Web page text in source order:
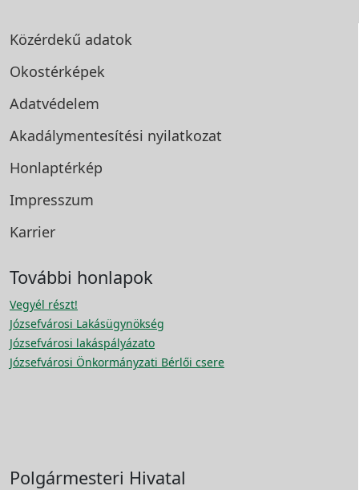
Közérdekű adatok
Okostérképek
Adatvédelem
Akadálymentesítési nyilatkozat
Honlaptérkép
Impresszum
Karrier
További honlapok
Vegyél részt!
Józsefvárosi Lakásügynökség
Józsefvárosi lakáspályázato
Józsefvárosi Önkormányzati Bérlői csere
Polgármesteri Hivatal